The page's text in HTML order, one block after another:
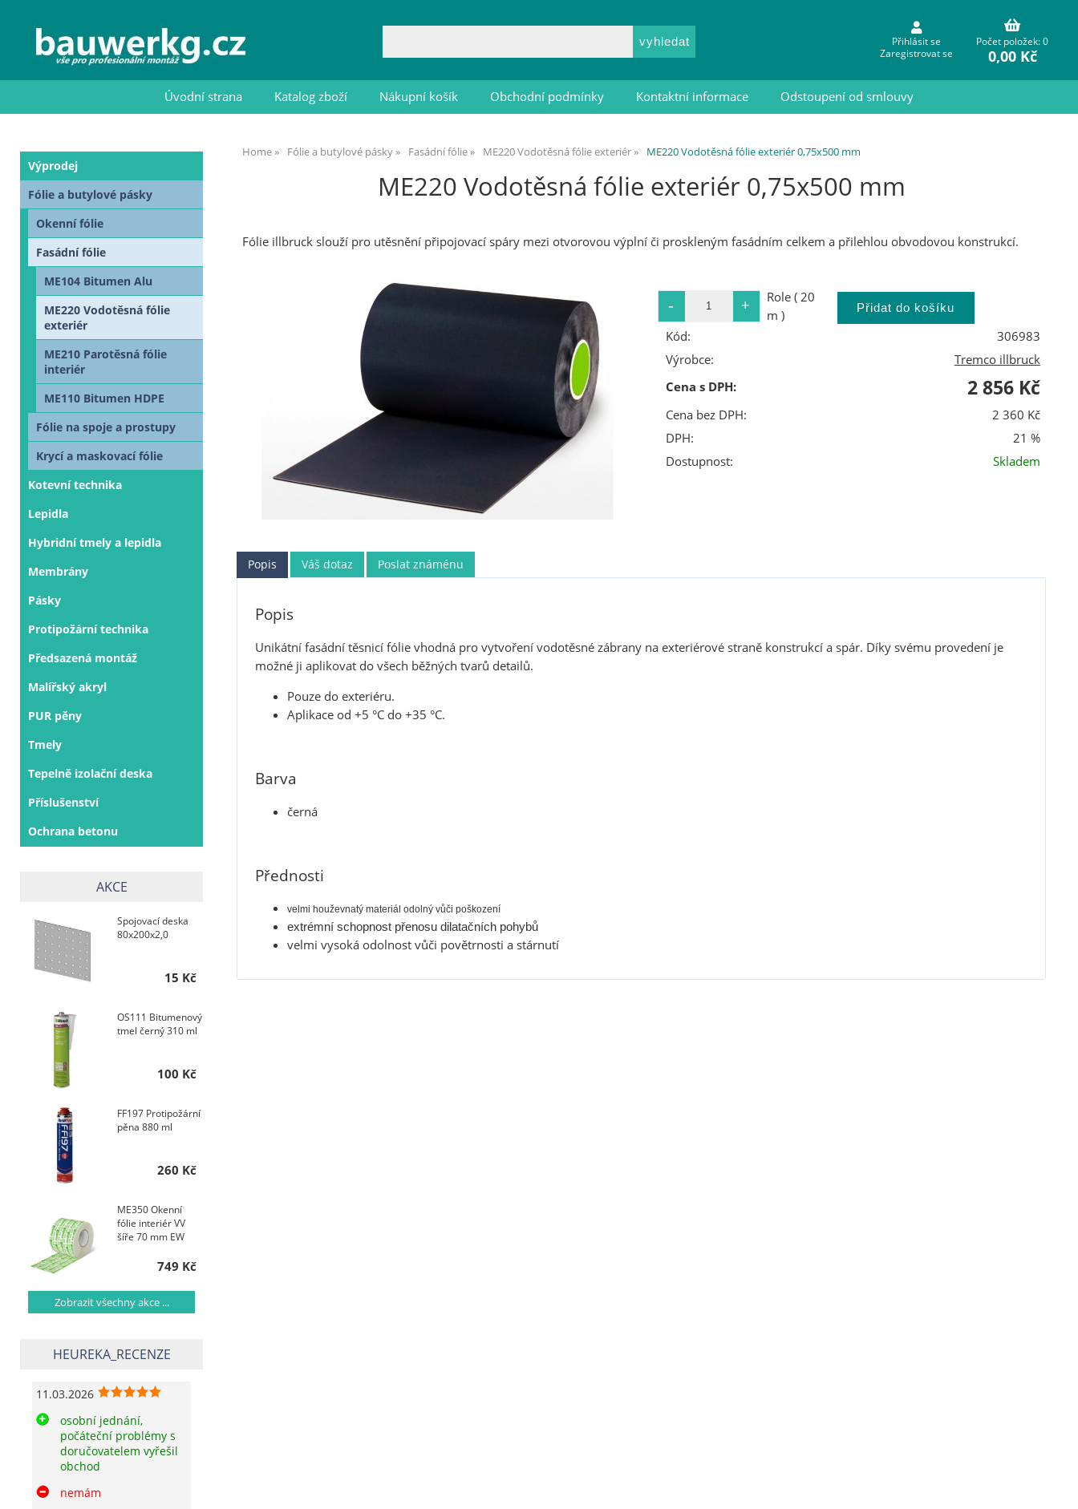
Přihlásit se
Zaregistrovat se
Počet položek: 0
0,00 Kč
Úvodní strana Katalog zboží Nákupní košík Obchodní podmínky Kontaktní informace Odstoupení od smlouvy
Home Fólie a butylové pásky Fasádní fólie ME220 Vodotěsná fólie exteriér ME220 Vodotěsná fólie exteriér 0,75x500 mm
ME220 Vodotěsná fólie exteriér 0,75x500 mm
Fólie illbruck slouží pro utěsnění připojovací spáry mezi otvorovou výplní či proskleným fasádním celkem a přilehlou obvodovou konstrukcí.
Role ( 20
m )
Kód:
306983
Výrobce:
Tremco illbruck
Cena s DPH:
2 856 Kč
Cena bez DPH:
2 360 Kč
DPH:
21 %
Dostupnost:
Skladem
Popis Váš dotaz Poslat známénu
Popis
Unikátní fasádní těsnicí fólie vhodná pro vytvoření vodotěsné zábrany na exteriérové straně konstrukcí a spár. Díky svému provedení je
možné ji aplikovat do všech běžných tvarů detailů.
Pouze do exteriéru.
Aplikace od +5 °C do +35 °C.
Barva
černá
Přednosti
velmi houževnatý materiál odolný vůči poškození
extrémní schopnost přenosu dilatačních pohybů
velmi vysoká odolnost vůči povětrnosti a stárnutí
Výprodej
Fólie a butylové pásky
Okenní fólie
Fasádní fólie
ME104 Bitumen Alu
ME220 Vodotěsná fólie
exteriér
ME210 Parotěsná fólie
interiér
ME110 Bitumen HDPE
Fólie na spoje a prostupy
Krycí a maskovací fólie
Kotevní technika
Lepidla
Hybridní tmely a lepidla
Membrány
Pásky
Protipožární technika
Předsazená montáž
Malířský akryl
PUR pěny
Tmely
Tepelně izolační deska
Příslušenství
Ochrana betonu
AKCE
Spojovací deska
80x200x2,0
15 Kč
OS111 Bitumenový
tmel černý 310 ml
100 Kč
FF197 Protipožární
pěna 880 ml
260 Kč
ME350 Okenní
fólie interiér VV
šíře 70 mm EW
749 Kč
Zobrazit všechny akce ...
HEUREKA_RECENZE
11.03.2026
osobní jednání,
počáteční problémy s
doručovatelem vyřešil
obchod
nemám